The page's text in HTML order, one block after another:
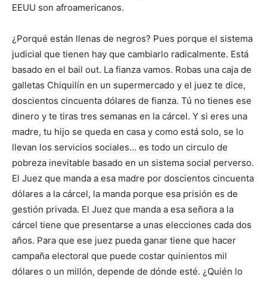
EEUU son afroamericanos.
¿Porqué están llenas de negros? Pues porque el sistema
judicial que tienen hay que cambiarlo radicalmente. Está
basado en el bail out. La fianza vamos. Robas una caja de
galletas Chiquilín en un supermercado y el juez te dice,
doscientos cincuenta dólares de fianza. Tú no tienes ese
dinero y te tiras tres semanas en la cárcel. Y si eres una
madre, tu hijo se queda en casa y como está solo, se lo
llevan los servicios sociales… es todo un circulo de
pobreza inevitable basado en un sistema social perverso.
El Juez que manda a esa madre por doscientos cincuenta
dólares a la cárcel, la manda porque esa prisión es de
gestión privada. El Juez que manda a esa señora a la
cárcel tiene que presentarse a unas elecciones cada dos
años. Para que ese juez pueda ganar tiene que hacer
campaña electoral que puede costar quinientos mil
dólares o un millón, depende de dónde esté. ¿Quién lo